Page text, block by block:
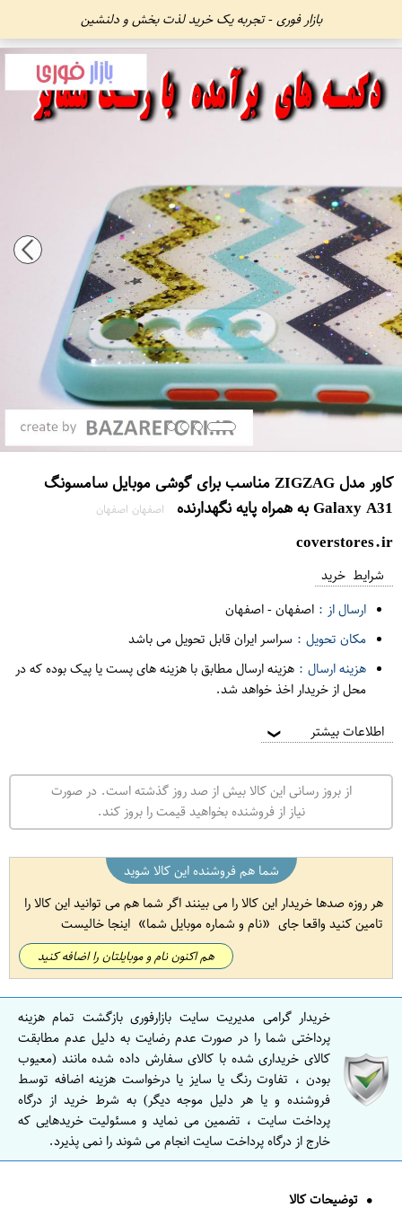
بازار فوری - تجربه یک خرید لذت بخش و دلنشین
کاور مدل ZIGZAG مناسب برای گوشی موبایل سامسونگ
Galaxy A31 به همراه پایه نگهدارنده
اصفهان اصفهان
coverstores.ir
شرایط خرید
ارسال از : اصفهان-اصفهان
مکان تحویل : سراسر ایران قابل تحویل می باشد
هزینه ارسال : هزینه ارسال مطابق با هزینه های پست یا پیک بوده که در
محل از خریدار اخذ خواهد شد.
اطلاعات بیشتر ❯
از بروز رسانی این کالا بیش از صد روز گذشته است. در صورت
نیاز از فروشنده بخواهید قیمت را بروز کند.
شما هم فروشنده این کالا شوید
هر روزه صدها خریدار این کالا را می بینند اگر شما هم می توانید این کالا را
تامین کنید واقعا جای
نام و شماره موبایل شما اینجا خالیست
هم اکنون نام و موبایلتان را اضافه کنید
خریدار گرامی مدیریت سایت بازارفوری بازگشت تمام هزینه
پرداختی شما را در صورت عدم رضایت به دلیل عدم مطابقت
کالای خریداری شده با کالای سفارش داده شده مانند (معیوب
بودن ، تفاوت رنگ یا سایز یا درخواست هزینه اضافه توسط
فروشنده و یا هر دلیل موجه دیگر) به شرط خرید از درگاه
پرداخت سایت ، تضمین می نماید و مسئولیت خریدهایی که
خارج از درگاه پرداخت سایت انجام می شوند را نمی پذیرد.
توضیحات کالا